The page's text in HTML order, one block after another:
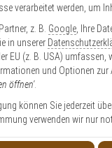
IPC-EBW5641P-AS IP-
6MPx T/
verarbeitet werden, um
z. B. Google , Ihre
in unserer
EU (z. B. USA)
und Optionen
öffnen'.
können Sie jederzeit
verwenden wir nur